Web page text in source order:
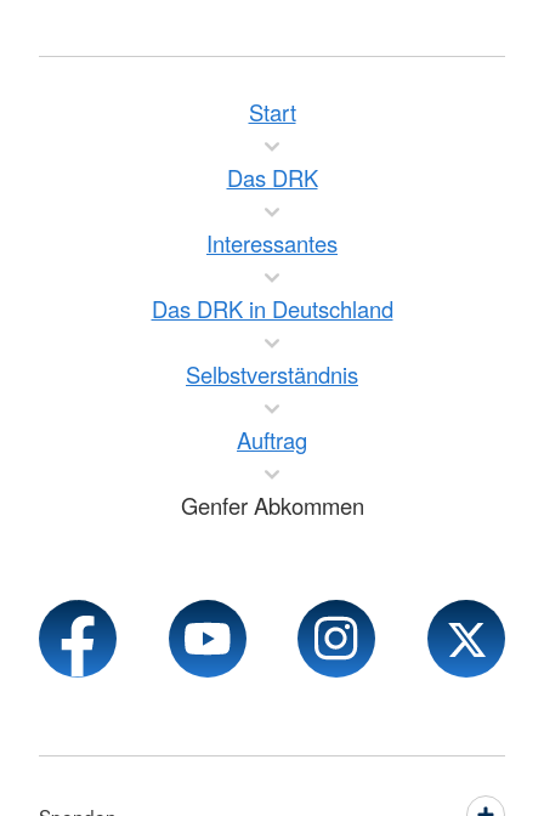
Start
Das DRK
Interessantes
Das DRK in Deutschland
Selbstverständnis
Auftrag
Genfer Abkommen